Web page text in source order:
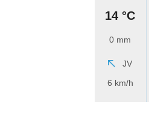
14 °C
0 mm
JV
6 km/h